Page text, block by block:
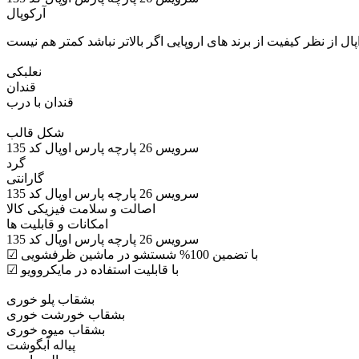
آرکوپال
از نظر کیفیت از برند های اروپایی اگر بالاتر نباشد کمتر هم نیست
نعلبکی
قندان
قندان با درب
شکل قالب
سرویس 26 پارچه پارس اوپال کد 135
گرد
گارانتی
سرویس 26 پارچه پارس اوپال کد 135
اصالت و سلامت فیزیکی کالا
امکانات و قابلیت ها
سرویس 26 پارچه پارس اوپال کد 135
☑ با تضمین 100% شستشو در ماشین ظرفشویی
☑ با قابلیت استفاده در مایکروویو
بشقاب پلو خوری
بشقاب خورشت خوری
بشقاب میوه خوری
پیاله آبگوشت